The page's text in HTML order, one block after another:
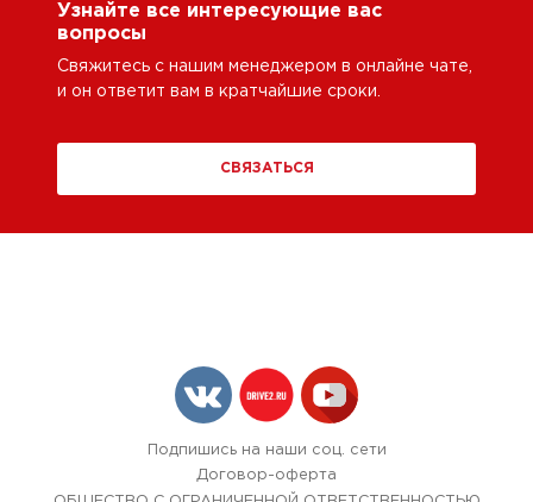
Узнайте все интересующие вас
вопросы
Свяжитесь с нашим менеджером в онлайне чате,
и он ответит вам в кратчайшие сроки.
СВЯЗАТЬСЯ
Подпишись на наши соц. сети
Договор-оферта